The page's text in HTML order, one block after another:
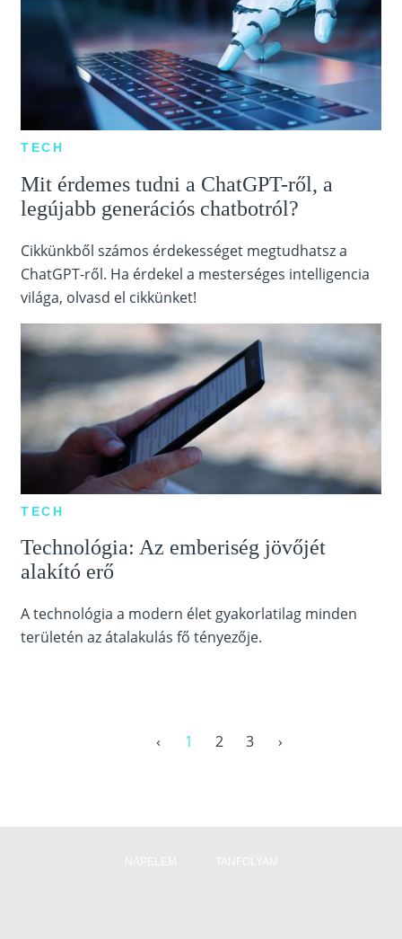
TECH
Mit érdemes tudni a ChatGPT-ről, a
legújabb generációs chatbotról?
Cikkünkből számos érdekességet megtudhatsz a
ChatGPT-ről. Ha érdekel a mesterséges intelligencia
világa, olvasd el cikkünket!
TECH
Technológia: Az emberiség jövőjét
alakító erő
A technológia a modern élet gyakorlatilag minden
területén az átalakulás fő tényezője.
‹ 1 2 3 ›